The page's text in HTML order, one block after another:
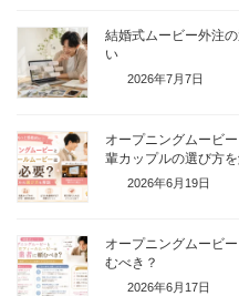
結婚式ムービー外注
い
2026年7月7日
オープニングムービ
輩カップルの選び方
2026年6月19日
オープニングムービ
むべき？
2026年6月17日